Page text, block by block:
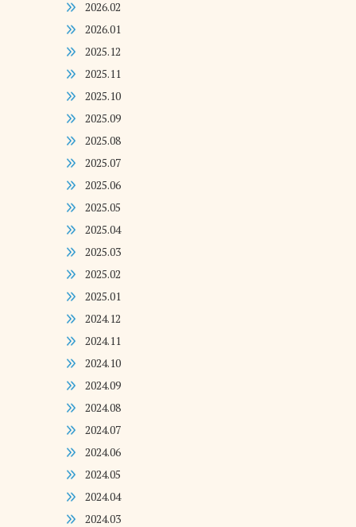
2026.02
2026.01
2025.12
2025.11
2025.10
2025.09
2025.08
2025.07
2025.06
2025.05
2025.04
2025.03
2025.02
2025.01
2024.12
2024.11
2024.10
2024.09
2024.08
2024.07
2024.06
2024.05
2024.04
2024.03